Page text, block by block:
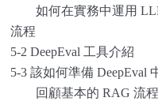
如何在實務中運用 LLM
流程
5-2 DeepEval 工具介紹
5-3 該如何準備 DeepEval
回顧基本的 RAG 流程